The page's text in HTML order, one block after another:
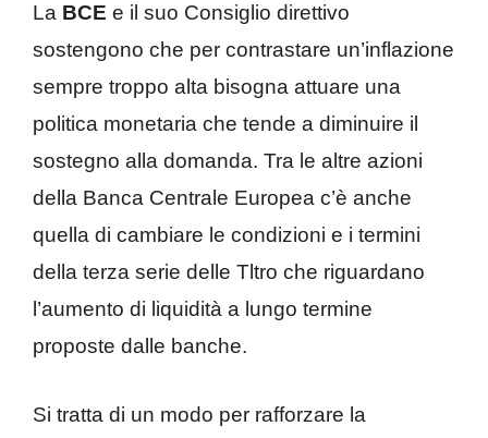
La BCE e il suo Consiglio direttivo
sostengono che per contrastare un’inflazione
sempre troppo alta bisogna attuare una
politica monetaria che tende a diminuire il
sostegno alla domanda. Tra le altre azioni
della Banca Centrale Europea c’è anche
quella di cambiare le condizioni e i termini
della terza serie delle Tltro che riguardano
l’aumento di liquidità a lungo termine
proposte dalle banche.
Si tratta di un modo per rafforzare la